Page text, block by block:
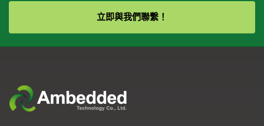
立即與我們聯繫！